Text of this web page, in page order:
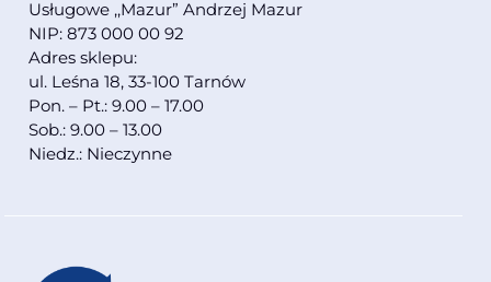
Usługowe ,,Mazur” Andrzej Mazur
NIP: 873 000 00 92
Adres sklepu:
ul. Leśna 18, 33-100 Tarnów
Pon. – Pt.: 9.00 – 17.00
Sob.: 9.00 – 13.00
Niedz.: Nieczynne